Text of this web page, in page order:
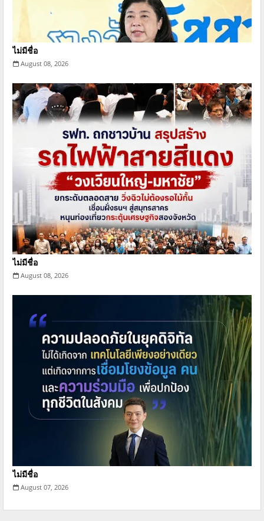
ไม่มีชื่อ
August 08, 2026
ไม่มีชื่อ
August 08, 2026
ไม่มีชื่อ
August 07, 2026